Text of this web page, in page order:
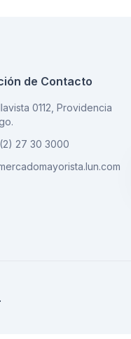
de Contacto
0112, Providencia
27 30 3000